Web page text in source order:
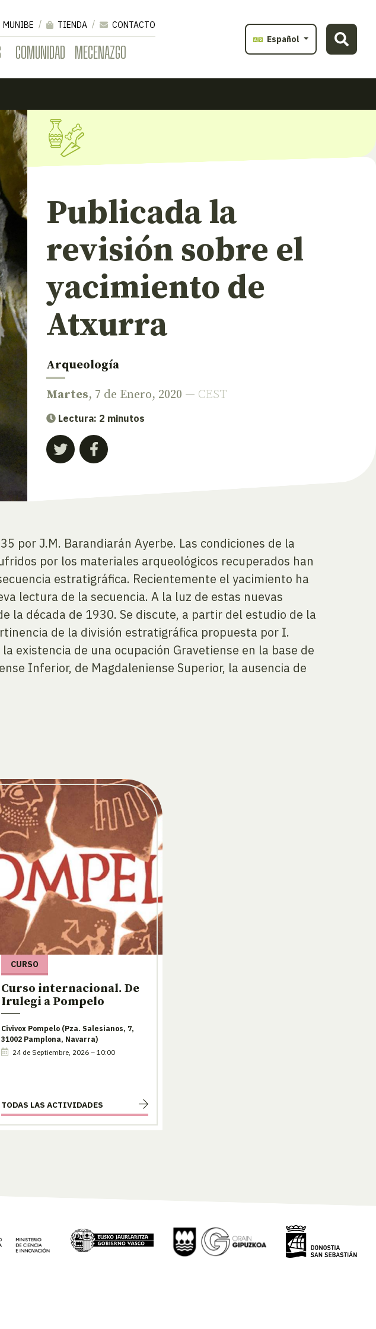
COMUNIDAD MECENAZGO
MUNIBE TIENDA
CONTACTO
Español
Publicada la
revisión sobre el
yacimiento de
Atxurra
Arqueología
Martes, 7 de Enero, 2020 — CEST
Lectura: 2 minutos
por J.M. Barandiarán Ayerbe. Las condiciones de la
por los materiales arqueológicos recuperados han
estratigráfica. Recientemente el yacimiento ha
lectura de la secuencia. A la luz de estas nuevas
la década de 1930. Se discute, a partir del estudio de la
de la división estratigráfica propuesta por I.
existencia de una ocupación Gravetiense en la base de
Inferior, de Magdaleniense Superior, la ausencia de
CURSO
Curso internacional. De
Irulegi a Pompelo
Civivox Pompelo (Pza. Salesianos, 7,
31002 Pamplona, Navarra)
24 de Septiembre, 2026 – 10:00
TODAS LAS ACTIVIDADES